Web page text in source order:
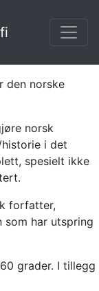
den norske
norsk
i det
spesielt ikke
forfatter,
som har utspring
grader. I tillegg